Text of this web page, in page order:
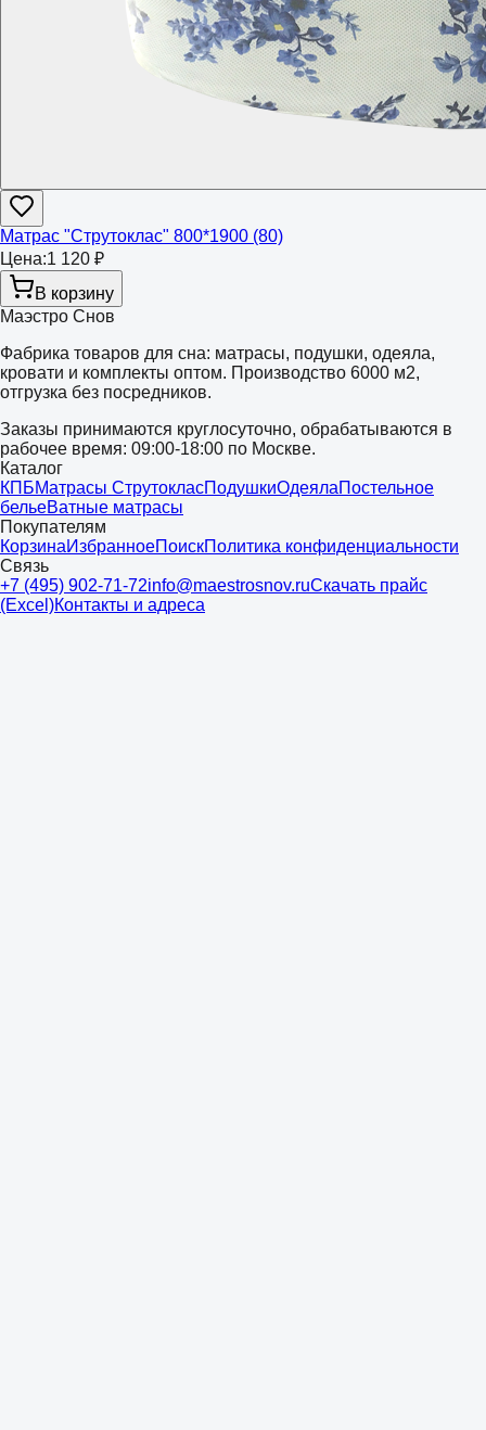
Матрас "Струтоклас" 800*1900 (80)
Цена:1 120 ₽
В корзину
Маэстро Снов
Фабрика товаров для сна: матрасы, подушки, одеяла,
кровати и комплекты оптом. Производство 6000 м2,
отгрузка без посредников.
Заказы принимаются круглосуточно, обрабатываются в
рабочее время: 09:00-18:00 по Москве.
Каталог
КПБМатрасы СтрутокласПодушкиОдеялаПостельное
бельеВатные матрасы
Покупателям
КорзинаИзбранноеПоискПолитика конфиденциальности
Связь
+7 (495) 902-71-72info@maestrosnov.ruСкачать прайс
(Excel)Контакты и адреса